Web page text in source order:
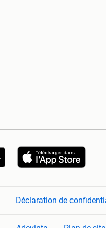
Déclaration de